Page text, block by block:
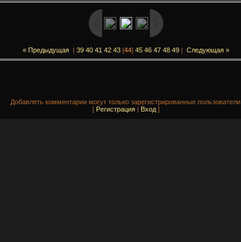
« Предыдущая | 39 40 41 42 43 [44] 45 46 47 48 49 | Следующая »
Добавлять комментарии могут только зарегистрированные пользователи.
[ Регистрация Вход ]